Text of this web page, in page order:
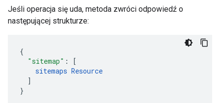
Jeśli operacja się uda, metoda zwróci odpowiedź o
następującej strukturze:
"sitemap" :
[
sitemaps Resource
]
}